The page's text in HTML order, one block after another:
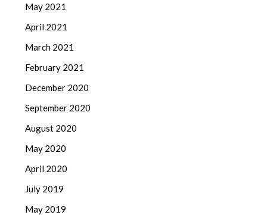
May 2021
April 2021
March 2021
February 2021
December 2020
September 2020
August 2020
May 2020
April 2020
July 2019
May 2019